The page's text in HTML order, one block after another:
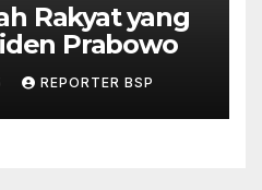
Rakyat yang
Prabowo
REPORTER BSP